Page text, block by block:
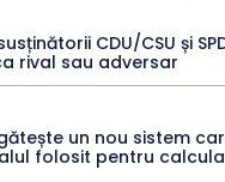
CDU/CSU și
rival sau adversar
un nou sistem
folosit pentru